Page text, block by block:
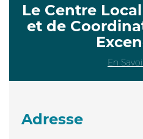
Le Centre
et de
En
Adresse